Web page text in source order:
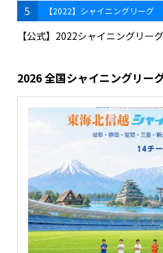
5 【2022】シャイニングリーグ
【公式】2022シャイニングリー
2026 全国シャイニングリー